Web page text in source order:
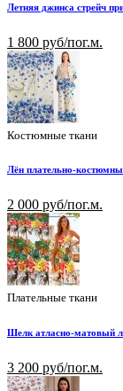
Летняя джинса стрейч
1 800 руб/пог.м.
Костюмные ткани
Лён плательно-
2 000 руб/пог.м.
Плательные ткани
Шелк атласно-матовый
3 200 руб/пог.м.